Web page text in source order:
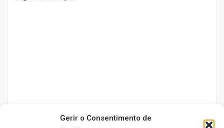
Gerir o Consentimento de